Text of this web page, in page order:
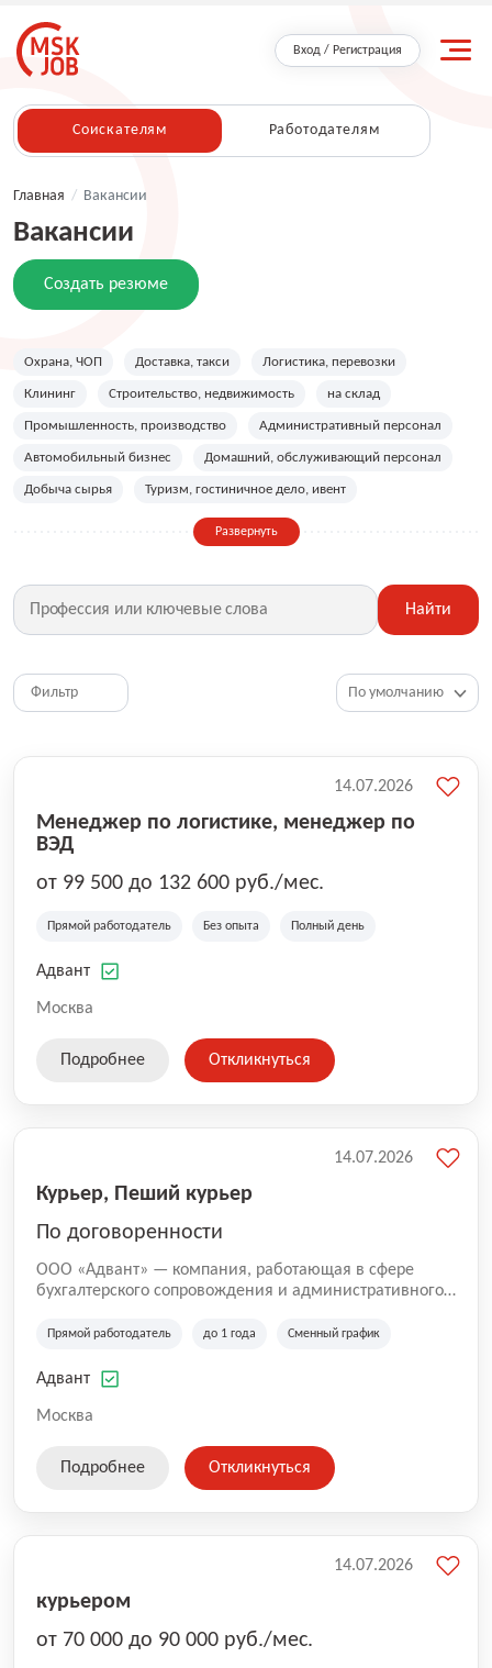
Вход / Регистрация
Соискателям Работодателям
Главная / Вакансии
Вакансии
Создать резюме
Охрана, ЧОП Доставка, такси Логистика, перевозки
Клининг Строительство, недвижимость на склад
Промышленность, производство Административный персонал
Автомобильный бизнес Домашний, обслуживающий персонал
Добыча сырья Туризм, гостиничное дело, ивент
Дизайн, искусство, ивент
Фитнес, красота, спорт Страхование
Медицина, фармацевтика Маркетинг, PR, реклама
HR, управление персоналом
Топ менеджмент, руководители
Развернуть
Найти
Фильтр
Менеджер по логистике, менеджер по
ВЭД
от 99 500 до 132 600 руб./мес.
Прямой работодатель Без опыта Полный день
Адвант
Москва
14.07.2026
Подробнее Откликнуться
Курьер, Пеший курьер
По договоренности
ООО «Адвант» — компания, работающая в сфере
бухгалтерского сопровождения и административного
зарегистрирована в Санкт-Петербурге и
лиц и коммерческих организаций.
Прямой работодатель до 1 года Сменный график
Адвант
Москва
14.07.2026
Подробнее Откликнуться
курьером
от 70 000 до 90 000 руб./мес.
14.07.2026